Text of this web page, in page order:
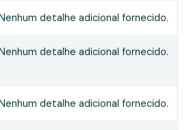
detalhe adicional fornecido.
detalhe adicional fornecido.
detalhe adicional fornecido.